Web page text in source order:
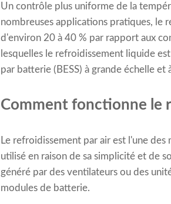
Un contrôle plus uniforme de la
nombreuses applications pratiques, le
d'environ 20 à 40 % par rapport aux
lesquelles le refroidissement liquide
par batterie (BESS) à grande échelle
Comment fonctionne le
Le refroidissement par air est l'une
utilisé en raison de sa simplicité et de
généré par des ventilateurs ou des
modules de batterie.